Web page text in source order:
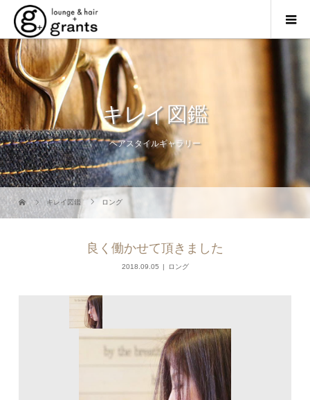
キレイ図鑑
ヘアスタイルギャラリー
キレイ図鑑 ロング
良く働かせて頂きました
2018.09.05 ロング